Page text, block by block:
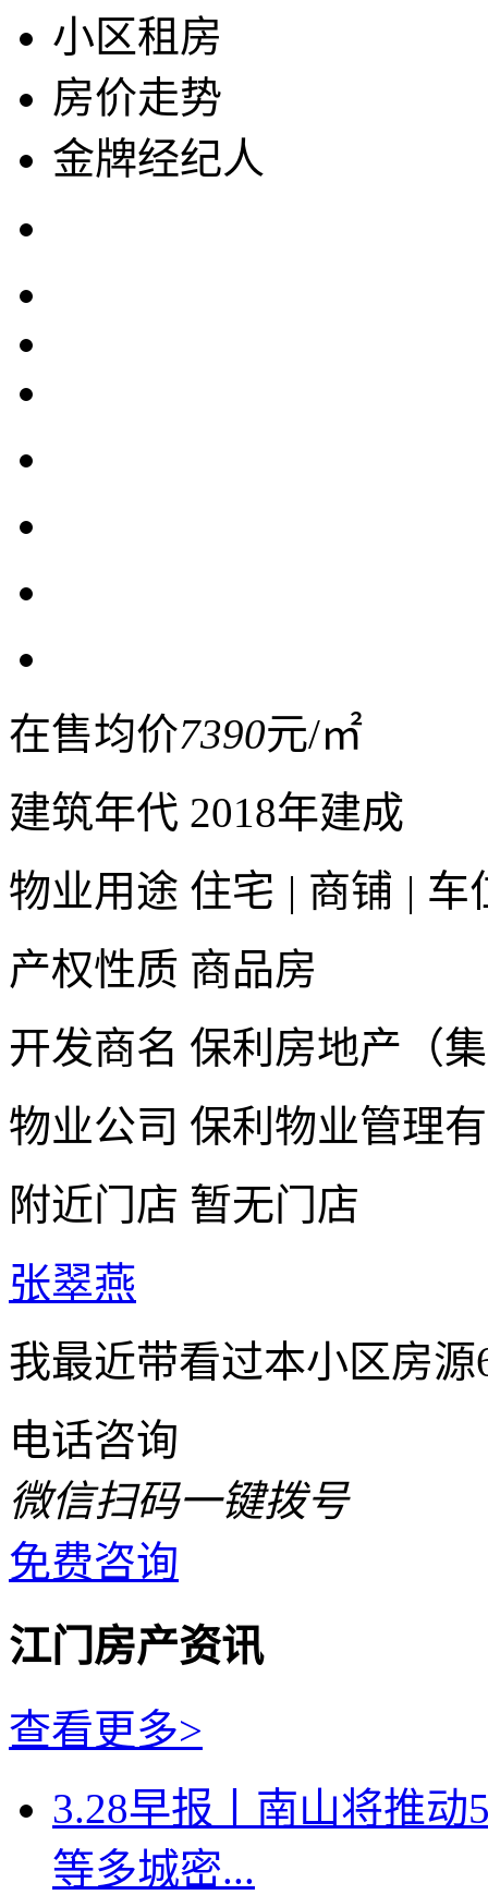
小区租房
房价走势
金牌经纪人
在售均价7390元/㎡
建筑年代 2018年建成
物业用途 住宅 | 商铺 | 车
产权性质 商品房
开发商名 保利房地产（
物业公司 保利物业管理
附近门店 暂无门店
张翠燕
我最近带看过本小区房
电话咨询
微信扫码一键拨号
免费咨询
江门房产资讯
查看更多>
3.28早报丨南山将推
等多城密...